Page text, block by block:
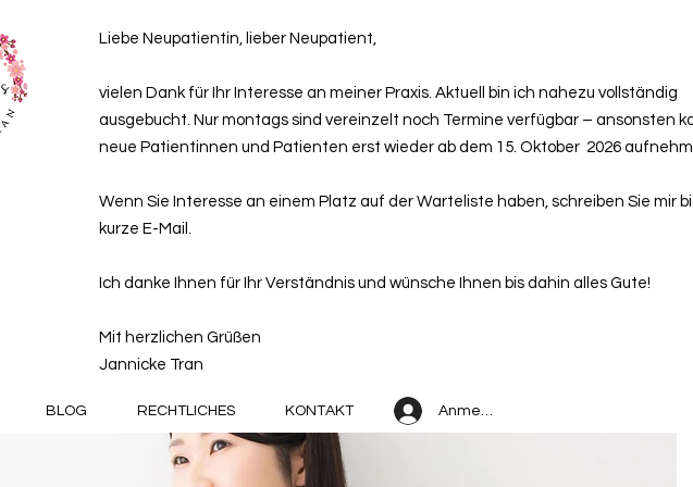
Liebe Neupatientin, lieber Neupatient,
vielen Dank für Ihr Interesse an meiner Praxis. Aktuell bin ich nahezu vollständig
ausgebucht. Nur montags sind vereinzelt noch Termine verfügbar – ansonsten
neue Patientinnen und Patienten erst wieder ab dem 15. Oktober 2026
Wenn Sie Interesse an einem Platz auf der Warteliste haben, schreiben Sie mir
kurze E-Mail.
Ich danke Ihnen für Ihr Verständnis und wünsche Ihnen bis dahin alles Gute!
Mit herzlichen Grüßen
Jannicke Tran
Anmelden
BLOG RECHTLICHES KONTAKT